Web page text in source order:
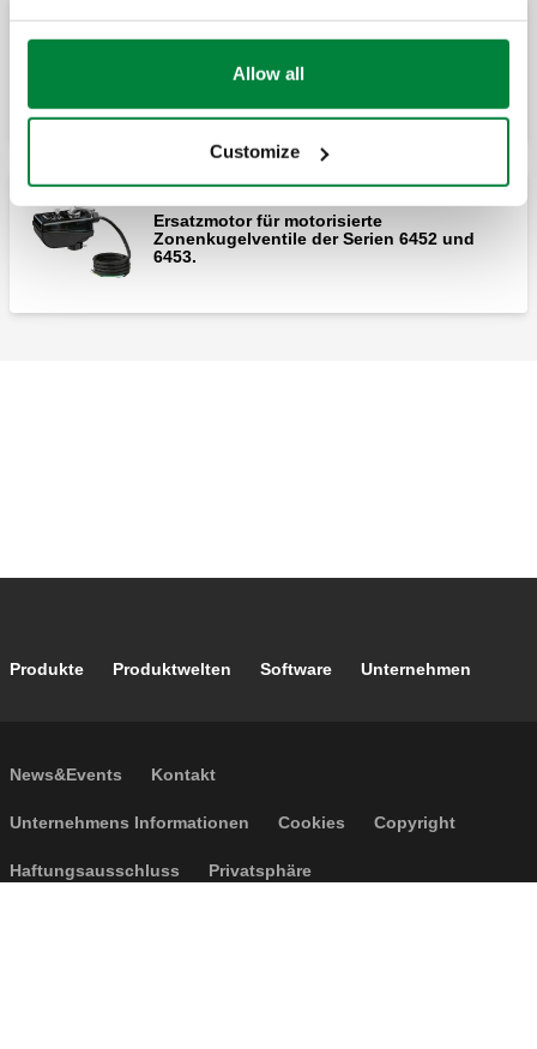
Allow all
Customize
Wege-Kugelhähne Serie 644
Ersatzmotor für motorisierte
Zonenkugelventile der Serien 6452 und
6453.
Footer main navigation
Produkte Produktwelten Software Unternehmen
Footer secondary navigation
News&Events Kontakt
Footer menu
Unternehmens Informationen Cookies Copyright
Haftungsausschluss Privatsphäre